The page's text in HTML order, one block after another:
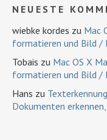
NEUESTE
wiebke kordes zu Mac
formatieren und Bild /
Tobais zu Mac OS X
formatieren und Bild /
Hans zu
Dokumenten